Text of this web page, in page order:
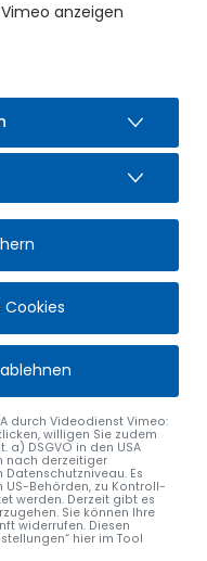
anzeigen
durch Videodienst Vimeo:
willigen Sie zudem
a) DSGVO in den USA
nach derzeitiger
Es
US-Behörden, zu Kontroll-
werden. Derzeit gibt es
Sie können Ihre
widerrufen. Diesen
hier im Tool